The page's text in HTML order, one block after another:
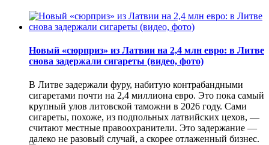
Новый «сюрприз» из Латвии на 2,4 млн евро: в Литве
снова задержали сигареты (видео, фото)
В Литве задержали фуру, набитую контрабандными
сигаретами почти на 2,4 миллиона евро. Это пока самый
крупный улов литовской таможни в 2026 году. Сами
сигареты, похоже, из подпольных латвийских цехов, —
считают местные правоохранители. Это задержание —
далеко не разовый случай, а скорее отлаженный бизнес.